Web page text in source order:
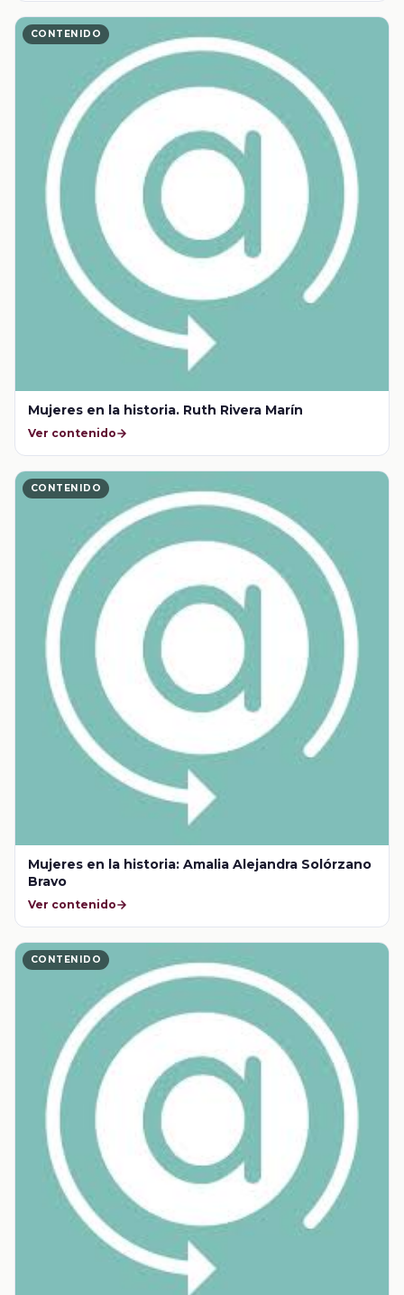
CONTENIDO
Mujeres en la historia. Ruth Rivera Marín
Ver contenido
CONTENIDO
Mujeres en la historia: Amalia Alejandra Solórzano
Bravo
Ver contenido
CONTENIDO